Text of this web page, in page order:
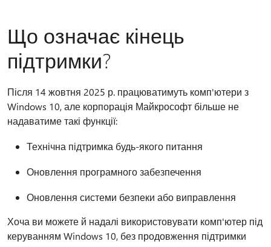
Що означає кінець
підтримки?
Після 14 жовтня 2025 р. працюватимуть комп'ютери з
Windows 10, але корпорація Майкрософт більше не
надаватиме такі функції:
Технічна підтримка будь-якого питання
Оновлення програмного забезпечення
Оновлення системи безпеки або виправлення
Хоча ви можете й надалі використовувати комп'ютер під
керуванням Windows 10, без продовження підтримки